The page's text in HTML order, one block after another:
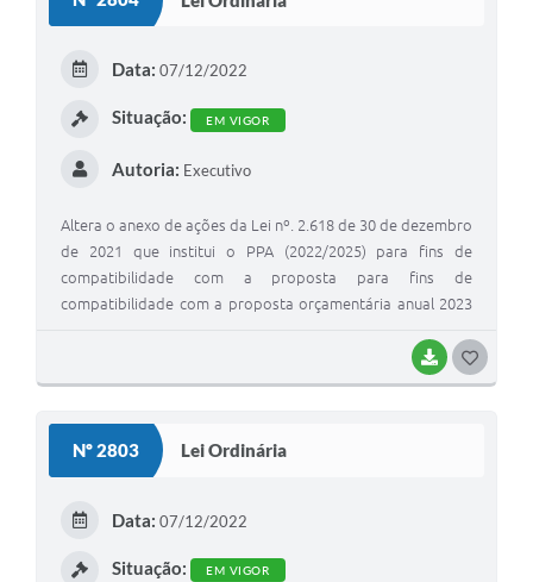
BAIXAR
Data: 07/12/2022
Situação: EM VIGOR
Autoria: Executivo
Altera o anexo de ações da Lei nº. 2.618 de 30 de dezembro
de 2021 que institui o PPA (2022/2025) para fins de
compatibilidade com a proposta para fins de
compatibilidade com a proposta orçamentária anual 2023
Nº 2803 Lei Ordinária
Data: 07/12/2022
Situação: EM VIGOR